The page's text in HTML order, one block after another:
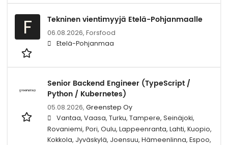
F Tekninen vientimyyjä Etelä-Pohjanmaalle
06.08.2026, Forsfood
Etelä-Pohjanmaa
Senior Backend Engineer (TypeScript /
Python / Kubernetes)
05.08.2026, Greenstep Oy
Vantaa, Vaasa, Turku, Tampere, Seinäjoki,
Rovaniemi, Pori, Oulu, Lappeenranta, Lahti, Kuopio,
Kokkola, Jyväskylä, Joensuu, Hämeenlinna, Espoo,